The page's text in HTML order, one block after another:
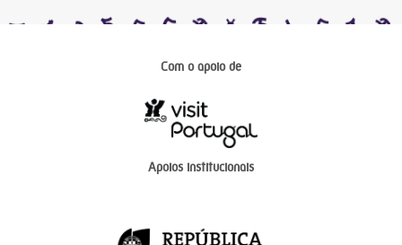
Com o apoio de
Apoios institucionais